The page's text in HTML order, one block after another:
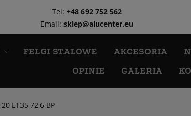
Tel: +48 692 752 562
Email:sklep@alucenter.eu
FELGI STALOWE AKCESORIA
OPINIE
GALERIA
ET35 72,6 BP